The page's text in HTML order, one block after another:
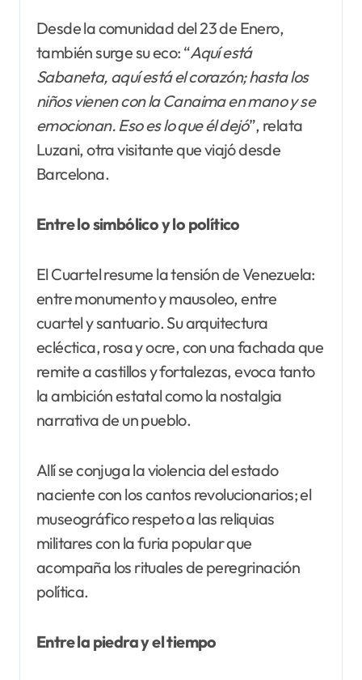
Desde la comunidad del 23 de Enero,
también surge su eco: “Aquí está
Sabaneta, aquí está el corazón; hasta los
niños vienen con la Canaima en mano y se
emocionan. Eso es lo que él dejó”, relata
Luzani, otra visitante que viajó desde
Barcelona.
Entre lo simbólico y lo político
El Cuartel resume la tensión de Venezuela:
entre monumento y mausoleo, entre
cuartel y santuario. Su arquitectura
ecléctica, rosa y ocre, con una fachada que
remite a castillos y fortalezas, evoca tanto
la ambición estatal como la nostalgia
narrativa de un pueblo.
Allí se conjuga la violencia del estado
naciente con los cantos revolucionarios; el
museográfico respeto a las reliquias
militares con la furia popular que
acompaña los rituales de peregrinación
política.
Entre la piedra y el tiempo